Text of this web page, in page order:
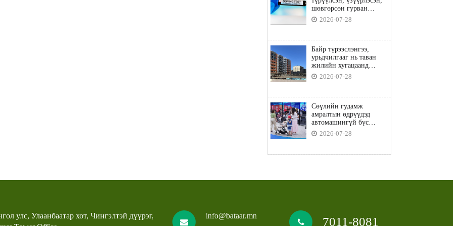
шөвгөрсөн гурван
бөхөөс допинг илэрчээ
2026-07-28
Байр түрээслэнгээ,
урьдчилгааг нь таван
жилийн хугацаанд
төлбөл орон сууцны
зээлд хамрагдана
2026-07-28
Сөүлийн гудамж
амралтын өдрүүдэд
автомашингүй бүс
боллоо
2026-07-28
улс, Улаанбаатар хот, Чингэлтэй дүүрэг,
info@bataar.mn 7011-8081